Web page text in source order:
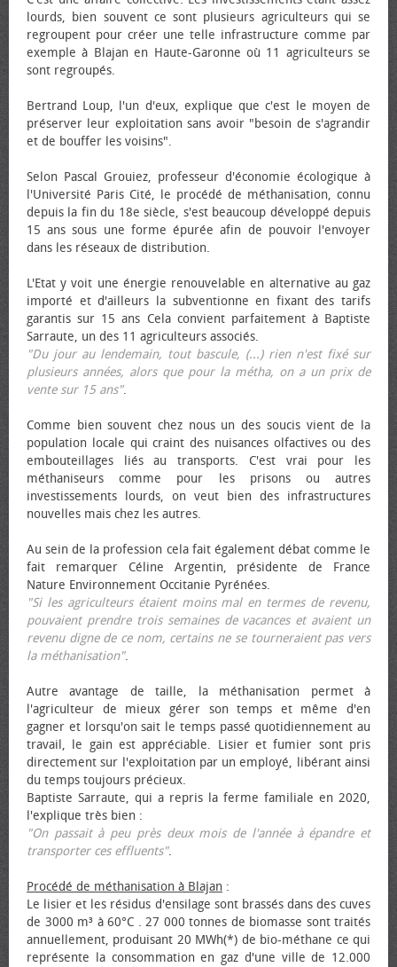
lourds, bien souvent ce sont plusieurs agriculteurs qui se
regroupent pour créer une telle infrastructure comme par
exemple à Blajan en Haute-Garonne où 11 agriculteurs se
sont regroupés.
Bertrand Loup, l'un d'eux, explique que c'est le moyen de
préserver leur exploitation sans avoir "besoin de s'agrandir
et de bouffer les voisins".
Selon Pascal Grouiez, professeur d'économie écologique à
l'Université Paris Cité, le procédé de méthanisation, connu
depuis la fin du 18e siècle, s'est beaucoup développé depuis
15 ans sous une forme épurée afin de pouvoir l'envoyer
dans les réseaux de distribution.
L'Etat y voit une énergie renouvelable en alternative au gaz
importé et d'ailleurs la subventionne en fixant des tarifs
garantis sur 15 ans Cela convient parfaitement à Baptiste
Sarraute, un des 11 agriculteurs associés.
"Du jour au lendemain, tout bascule, (...) rien n'est fixé sur
plusieurs années, alors que pour la métha, on a un prix de
vente sur 15 ans".
Comme bien souvent chez nous un des soucis vient de la
population locale qui craint des nuisances olfactives ou des
embouteillages liés au transports. C'est vrai pour les
méthaniseurs comme pour les prisons ou autres
investissements lourds, on veut bien des infrastructures
nouvelles mais chez les autres.
Au sein de la profession cela fait également débat comme le
fait remarquer Céline Argentin, présidente de France
Nature Environnement Occitanie Pyrénées.
"Si les agriculteurs étaient moins mal en termes de revenu,
pouvaient prendre trois semaines de vacances et avaient un
revenu digne de ce nom, certains ne se tourneraient pas vers
la méthanisation".
Autre avantage de taille, la méthanisation permet à
l'agriculteur de mieux gérer son temps et même d'en
gagner et lorsqu'on sait le temps passé quotidiennement au
travail, le gain est appréciable. Lisier et fumier sont pris
directement sur l'exploitation par un employé, libérant ainsi
du temps toujours précieux.
Baptiste Sarraute, qui a repris la ferme familiale en 2020,
l'explique très bien :
"On passait à peu près deux mois de l'année à épandre et
transporter ces effluents".
Procédé de méthanisation à Blajan :
Le lisier et les résidus d'ensilage sont brassés dans des cuves
de 3000 m³ à 60°C . 27 000 tonnes de biomasse sont traités
annuellement, produisant 20 MWh(*) de bio-méthane ce qui
représente la consommation en gaz d'une ville de 12.000